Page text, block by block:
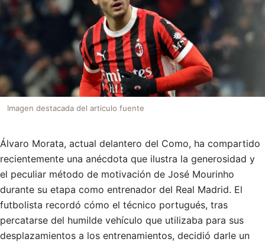
Imagen destacada del articulo fuente
Álvaro Morata, actual delantero del Como, ha compartido
recientemente una anécdota que ilustra la generosidad y
el peculiar método de motivación de José Mourinho
durante su etapa como entrenador del Real Madrid. El
futbolista recordó cómo el técnico portugués, tras
percatarse del humilde vehículo que utilizaba para sus
desplazamientos a los entrenamientos, decidió darle un